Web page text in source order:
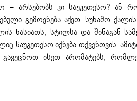
– არსებობს კი საუკეთესო?
გემოვნება აქვთ. სუნამო
ხასიათს, სტილსა და შინაგან
საუკეთესო იქნება თქვენთვის.
გავეცნოთ ისეთ არომატებს,